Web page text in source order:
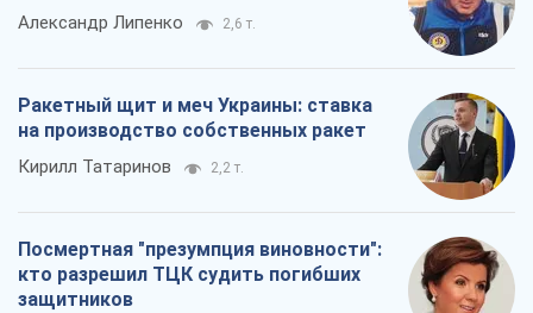
Александр Липенко 2,6 т.
Ракетный щит и меч Украины: ставка
на производство собственных ракет
Кирилл Татаринов 2,2 т.
Посмертная "презумпция виновности":
кто разрешил ТЦК судить погибших
защитников